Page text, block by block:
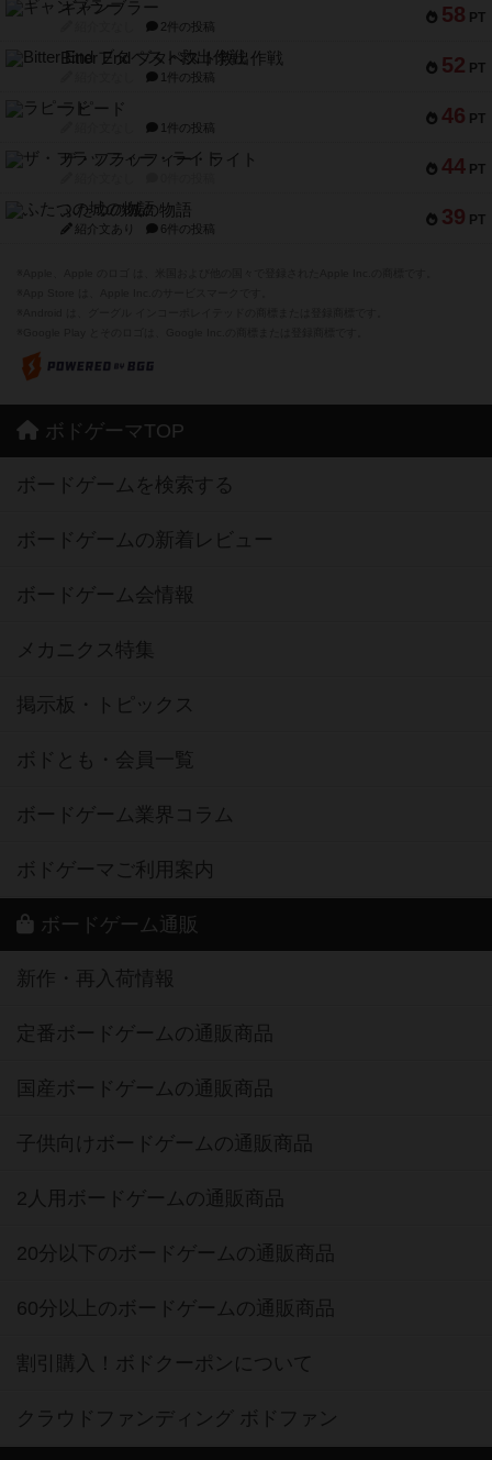
58 PT
ギャンブラー
2件の投稿
52 PT
Bitter End ブタペスト救出作戦
1件の投稿
46 PT
ラピード
1件の投稿
44 PT
ザ・フラッフィー・ライト
39 PT
ふたつの城の物語
紹介文あり 6件の投稿
ボドゲーマTOP
ボードゲームを検索する
ボードゲームの新着レビュー
ボードゲーム会情報
メカニクス特集
掲示板・トピックス
ボドとも・会員一覧
ボードゲーム業界コラム
ボドゲーマご利用案内
ボードゲーム通販
新作・再入荷情報
定番ボードゲームの通販商品
国産ボードゲームの通販商品
子供向けボードゲームの通販商品
2人用ボードゲームの通販商品
20分以下のボードゲームの通販商品
60分以上のボードゲームの通販商品
割引購入！ボドクーポンについて
クラウドファンディング ボドファン